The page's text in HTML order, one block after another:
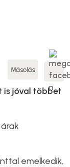
Másolás
is jóval többet
emelkedik,